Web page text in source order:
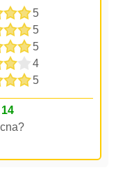
5
5
5
4
5
14